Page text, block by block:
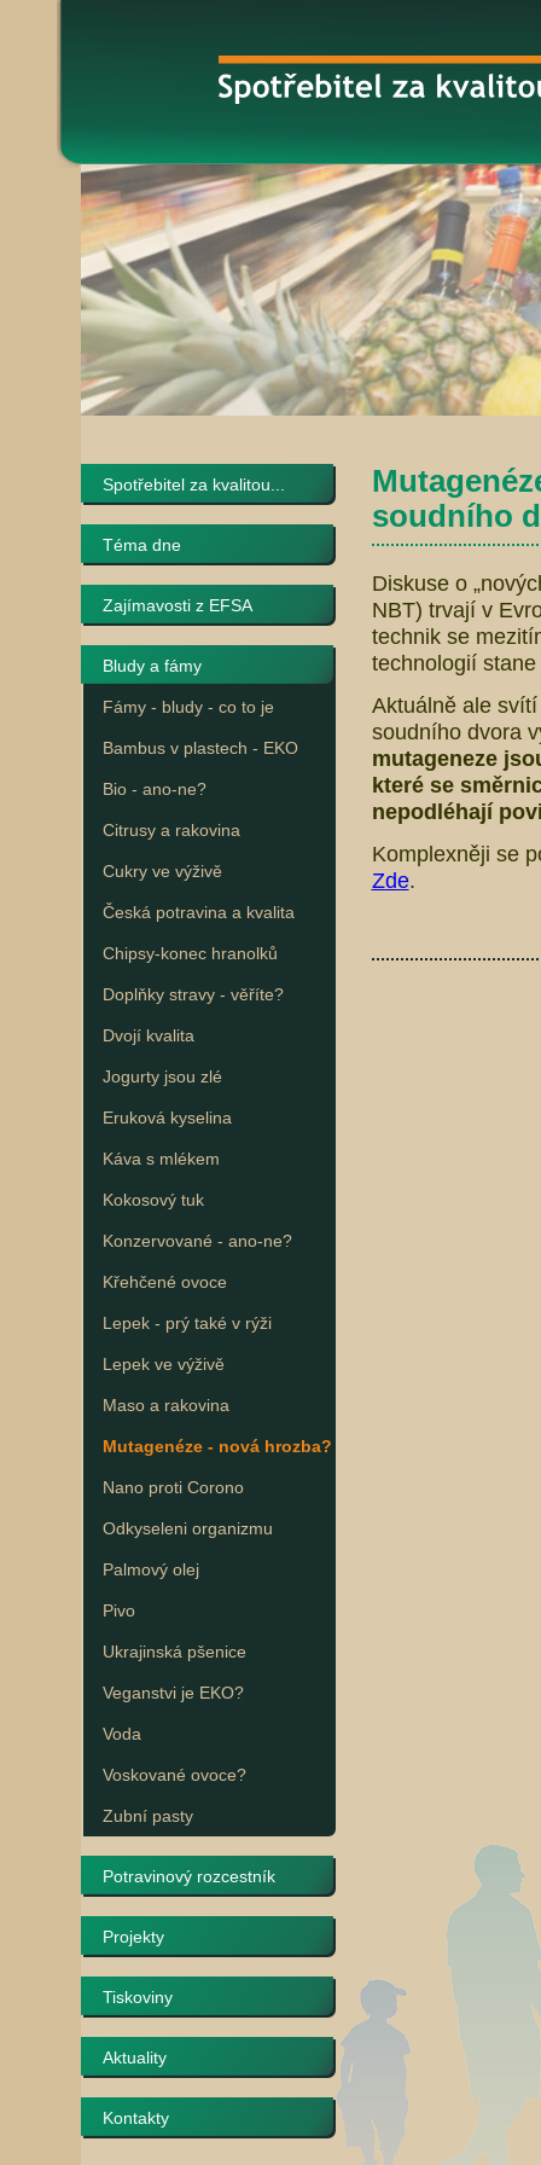
Spotřebitel za kvalitou...
Téma dne
Zajímavosti z EFSA
Bludy a fámy
Fámy - bludy - co to je
Bambus v plastech - EKO
Bio - ano-ne?
Citrusy a rakovina
Cukry ve výživě
Česká potravina a kvalita
Chipsy-konec hranolků
Doplňky stravy - věříte?
Dvojí kvalita
Jogurty jsou zlé
Eruková kyselina
Káva s mlékem
Kokosový tuk
Konzervované - ano-ne?
Křehčené ovoce
Lepek - prý také v rýži
Lepek ve výživě
Maso a rakovina
Mutagenéze - nová hrozba?
Nano proti Corono
Odkyseleni organizmu
Palmový olej
Pivo
Ukrajinská pšenice
Veganstvi je EKO?
Voda
Voskované ovoce?
Zubní pasty
Potravinový rozcestník
Projekty
Tiskoviny
Aktuality
Kontakty
soudního
Diskuse o
NBT) trvají v
technik se
technologií
Aktuálně ale
soudního dvora
mutageneze
které se
nepodléhají
Komplexněji se
Zde.